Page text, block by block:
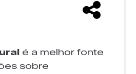
é a melhor fonte
sobre